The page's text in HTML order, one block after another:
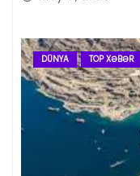
DÜNYA TOP XƏBƏR